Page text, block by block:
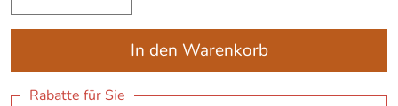
In den Warenkorb
Rabatte für Sie